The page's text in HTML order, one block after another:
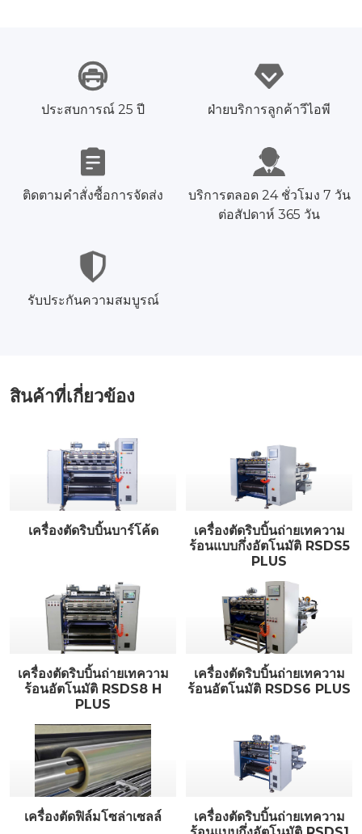
ประสบการณ์ 25 ปี ฝ่ายบริการลูกค้าวีไอพี
ติดตามคำสั่งซื้อการจัดส่ง
บริการตลอด 24 ชั่วโมง 7 วัน
ต่อสัปดาห์ 365 วัน
รับประกันความสมบูรณ์
สินค้าที่เกี่ยวข้อง
เครื่องตัดริบบิ้นบาร์โค้ด
เครื่องตัดริบบิ้นถ่ายเทความ
ร้อนแบบกึ่งอัตโนมัติ RSDS5
PLUS
เครื่องตัดริบบิ้นถ่ายเทความ
ร้อนอัตโนมัติ RSDS8 H
PLUS
เครื่องตัดริบบิ้นถ่ายเทความ
ร้อนอัตโนมัติ RSDS6 PLUS
เครื่องตัดฟิล์มโซล่าเซลล์
เครื่องตัดริบบิ้นถ่ายเทความ